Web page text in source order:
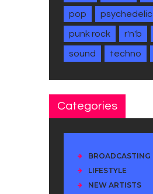
pop psychedelic
punk rock r'n'b
sound techno
Categories
BROADCASTING
LIFESTYLE
NEW ARTISTS